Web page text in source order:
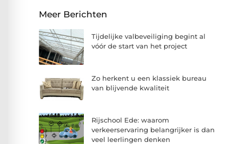
Meer Berichten
Tijdelijke valbeveiliging begint al
vóór de start van het project
Zo herkent u een klassiek bureau
van blijvende kwaliteit
Rijschool Ede: waarom
verkeerservaring belangrijker is dan
veel leerlingen denken